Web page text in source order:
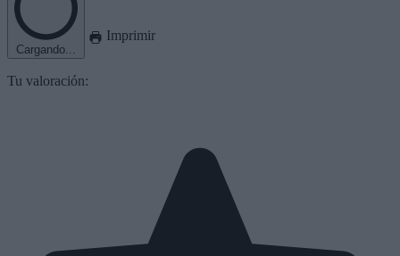
Cargando...
Imprimir
Tu valoración: